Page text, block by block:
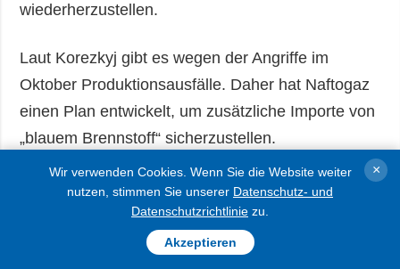
wiederherzustellen.
Laut Korezkyj gibt es wegen der Angriffe im
Oktober Produktionsausfälle. Daher hat Naftogaz
einen Plan entwickelt, um zusätzliche Importe von
„blauem Brennstoff“ sicherzustellen.
Wie berichtet, starteten die Russen in der Nacht
zum 16. Oktober den sechsten massiven Angriff
auf die ukrainische Gasinfrastruktur.
Wir verwenden Cookies. Wenn Sie die Website weiter
nutzen, stimmen Sie unserer Datenschutz- und
Datenschutzrichtlinie zu.
Akzeptieren
×